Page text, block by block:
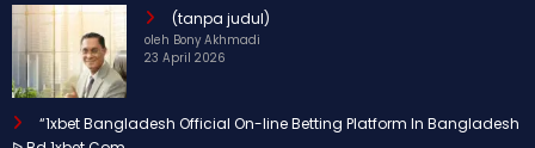
(tanpa judul)
oleh Bony Akhmadi
23 April 2026
“1xbet Bangladesh Official On-line Betting Platform In Bangladesh